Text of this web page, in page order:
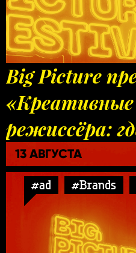
Big Picture
режиссёра:
13 АВГУСТА
#ad #Brands